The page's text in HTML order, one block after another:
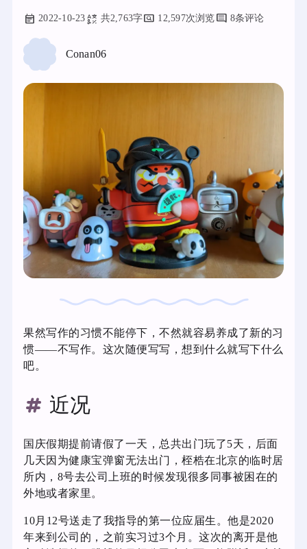
2022-10-23 共2,763字 12,597次浏览 8条评论
Conan06
果然写作的习惯不能停下，不然就容易养成了新的习
惯——不写作。这次随便写写，想到什么就写下什么
吧。
近况
国庆假期提前请假了一天，总共出门玩了5天，后面
几天因为健康宝弹窗无法出门，桎梏在北京的临时居
所内，8号去公司上班的时候发现很多同事被困在的
外地或者家里。
10月12号送走了我指导的第一位应届生。他是2020
年来到公司的，之前实习过3个月。这次的离开是他